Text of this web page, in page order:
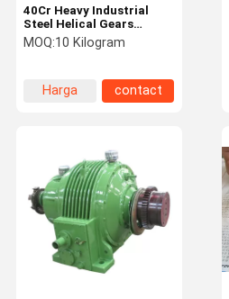
40Cr Heavy Industrial
Steel Helical Gears
Double Helical Gears
MOQ:10 Kilogram
Harga
contact